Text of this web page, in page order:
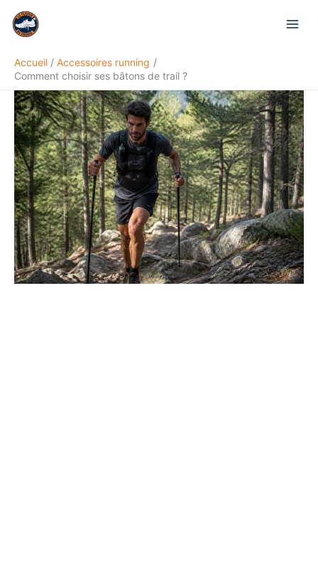
Accueil
Accessoires running
Comment choisir ses bâtons de trail ?
Rechercher